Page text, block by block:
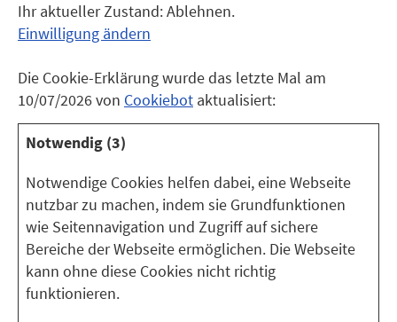
Ihr aktueller Zustand: Ablehnen.
Einwilligung ändern
Die Cookie-Erklärung wurde das letzte Mal am
10/07/2026 von Cookiebot aktualisiert:
Notwendig (3)
Notwendige Cookies helfen dabei, eine Webseite
nutzbar zu machen, indem sie Grundfunktionen
wie Seitennavigation und Zugriff auf sichere
Bereiche der Webseite ermöglichen. Die Webseite
kann ohne diese Cookies nicht richtig
funktionieren.